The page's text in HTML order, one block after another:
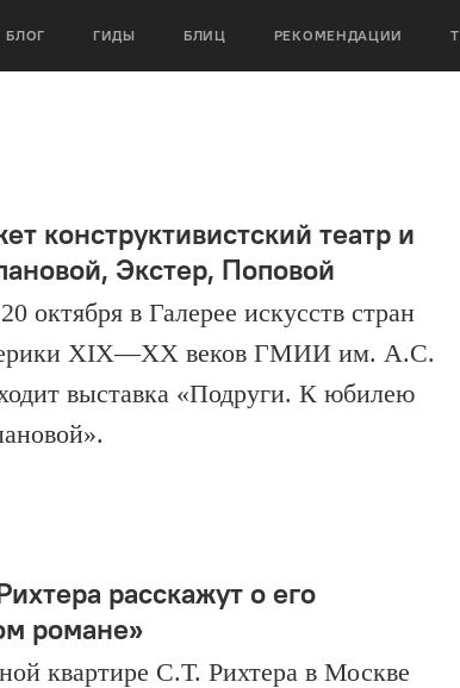
БЛОГ ГИДЫ БЛИЦ РЕКОМЕНДАЦИИ
конструктивистский театр и
Экстер, Поповой
октября в Галерее искусств стран
XIX—XX веков ГМИИ им. А.С.
выставка «Подруги. К юбилею
расскажут о его
романе»
квартире С.Т. Рихтера в Москве